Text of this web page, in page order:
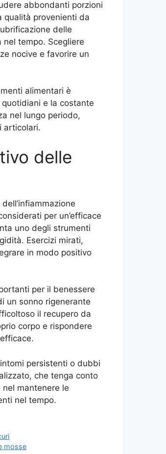
abbondanti porzioni
qualità provenienti da
delle
tempo. Scegliere
nocive e favorire un
alimentari è
e la costante
nel lungo periodo,
articolari.
delle
per un’efficace
uno degli strumenti
Esercizi mirati,
in modo positivo
per il benessere
un sonno rigenerante
il recupero da
corpo e rispondere
persistenti o dubbi
che tenga conto
mantenere le
nel tempo.
mosse